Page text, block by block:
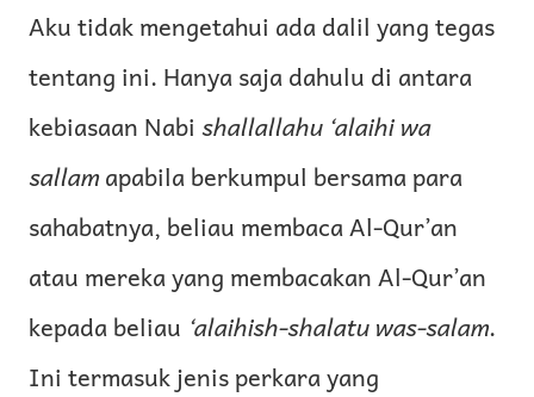
Aku tidak mengetahui ada dalil yang tegas
tentang ini. Hanya saja dahulu di antara
kebiasaan Nabi shallallahu ‘alaihi wa
sallamapabila berkumpul bersama para
sahabatnya, beliau membaca Al-Qur’an
atau mereka yang membacakan Al-Qur’an
kepada beliau ‘alaihish-shalatu was-salam.
Ini termasuk jenis perkara yang